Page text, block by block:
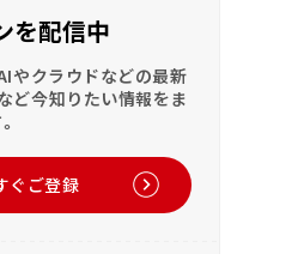
を配信中
やクラウドなどの最新
ど今知りたい情報をま
ぐご登録